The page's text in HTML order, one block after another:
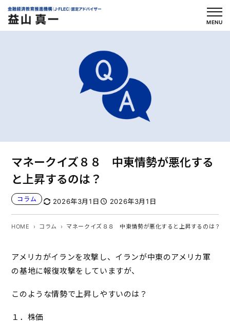
を
MENU
マネークイズ８８ 中東情勢が悪化する
と上昇するのは？
コラム 2026年3月1日 2026年3月1日
HOME コラム マネークイズ８８ 中東情勢が悪化すると上昇するのは？
アメリカがイランを攻撃し、イランが中東のアメリカ軍
の基地に報復攻撃をしていますが、
このような情勢で上昇しやすいのは？
１．株価